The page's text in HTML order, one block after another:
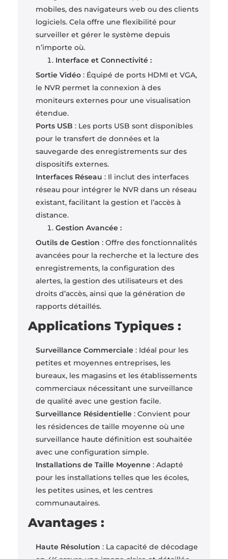
mobiles, des navigateurs web ou des clients
logiciels. Cela offre une flexibilité pour
surveiller et gérer le système depuis
n’importe où.
Interface et Connectivité :
Sortie Vidéo: Équipé de ports HDMI et VGA,
le NVR permet la connexion à des
moniteurs externes pour une visualisation
étendue.
Ports USB : Les ports USB sont disponibles
pour le transfert de données et la
sauvegarde des enregistrements sur des
dispositifs externes.
Interfaces Réseau : Il inclut des interfaces
réseau pour intégrer le NVR dans un réseau
existant, facilitant la gestion et l’accès à
distance.
Gestion Avancée :
Outils de Gestion : Offre des fonctionnalités
avancées pour la recherche et la lecture des
enregistrements, la configuration des
alertes, la gestion des utilisateurs et des
droits d’accès, ainsi que la génération de
rapports détaillés.
Applications Typiques :
Surveillance Commerciale: Idéal pour les
petites et moyennes entreprises, les
bureaux, les magasins et les établissements
commerciaux nécessitant une surveillance
de qualité avec une gestion facile.
Surveillance Résidentielle: Convient pour
les résidences de taille moyenne où une
surveillance haute définition est souhaitée
avec une configuration simple.
Installations de Taille Moyenne: Adapté
pour les installations telles que les écoles,
les petites usines, et les centres
communautaires.
Avantages :
Haute Résolution : La capacité de décodage